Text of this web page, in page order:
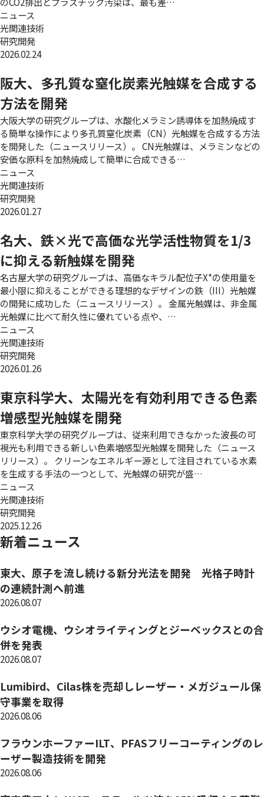
ニュース
光関連技術
研究開発
2026.02.24
阪大、多孔質な窒化炭素光触媒を合成する
方法を開発
大阪大学の研究グループは、水酸化メラミン誘導体を加熱焼成す
る簡単な操作により多孔質窒化炭素（CN）光触媒を合成する方法
を開発した（ニュースリリース）。 CN光触媒は、メラミンなどの
安価な原料を加熱焼成して簡単に合成できる…
ニュース
光関連技術
研究開発
2026.01.27
名大、鉄×光で高価な光学活性物質を1/3
に抑える新触媒を開発
名古屋大学の研究グループは、高価なキラル配位子X*の使用量を
最小限に抑えることができる理想的なデザインの鉄（III）光触媒
の開発に成功した（ニュースリリース）。 金属光触媒は、非金属
光触媒に比べて耐久性に優れている点や、…
ニュース
光関連技術
研究開発
2026.01.26
東京科学大、太陽光を有効利用できる色素
増感型光触媒を開発
東京科学大学の研究グループは、従来利用できなかった波長の可
視光も利用できる新しい色素増感型光触媒を開発した（ニュース
リリース）。 クリーンなエネルギー源として注目されている水素
を生成する手法の一つとして、光触媒の研究が盛…
ニュース
光関連技術
研究開発
2025.12.26
新着ニュース
東大、原子を流し続ける新分光法を開発 光格子時計
の連続計測へ前進
2026.08.07
ウシオ電機、ウシオライティングとジーベックスとの合
併を発表
2026.08.07
Lumibird、Cilas株を売却しレーザー・メガジュール保
守事業を取得
2026.08.06
フラウンホーファーILT、PFASフリーコーティングのレ
ーザー製造技術を開発
2026.08.06